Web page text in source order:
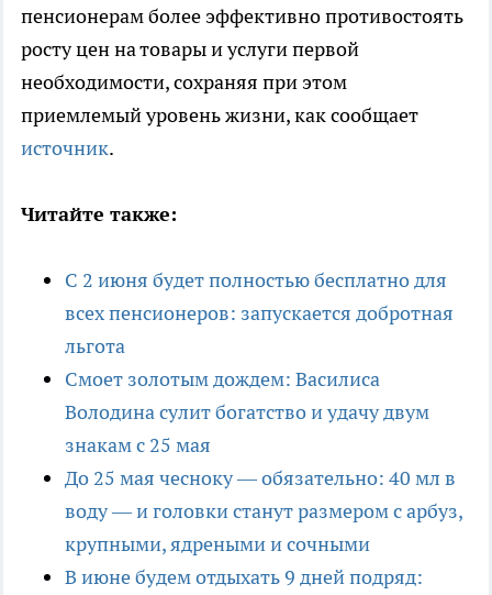
пенсионерам более эффективно противостоять
росту цен на товары и услуги первой
необходимости, сохраняя при этом
приемлемый уровень жизни, как сообщает
источник.
Читайте также:
С 2 июня будет полностью бесплатно для
всех пенсионеров: запускается добротная
льгота
Смоет золотым дождем: Василиса
Володина сулит богатство и удачу двум
знакам с 25 мая
До 25 мая чесноку — обязательно: 40 мл в
воду — и головки станут размером с арбуз,
крупными, ядреными и сочными
В июне будем отдыхать 9 дней подряд: